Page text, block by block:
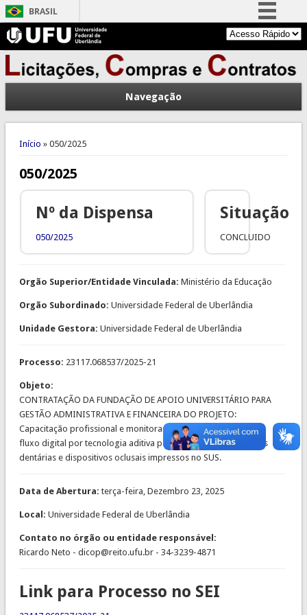
BRASIL
Simplifique!
Comunica BR
Participe
Acesso à informação
Legislação
Navegação
Você está aqui
Início » 050/2025
050/2025
Nº da Dispensa
050/2025
Situação
CONCLUIDO
Orgão Superior/Entidade Vinculada: Ministério da Educação
Orgão Subordinado: Universidade Federal de Uberlândia
Unidade Gestora: Universidade Federal de Uberlândia
Processo: 23117.068537/2025-21
Objeto:
CONTRATAÇÃO DA FUNDAÇÃO DE APOIO UNIVERSITÁRIO PARA
GESTÃO ADMINISTRATIVA E FINANCEIRA DO PROJETO:
Capacitação profissional e monitoramento de implantação de
fluxo digital por tecnologia aditiva para confecção de próteses
dentárias e dispositivos oclusais impressos no SUS.
Data de Abertura: terça-feira, Dezembro 23, 2025
Local: Universidade Federal de Uberlândia
Contato no órgão ou entidade responsável:
Ricardo Neto - dicop@reito.ufu.br - 34-3239-4871
Link para Processo no SEI